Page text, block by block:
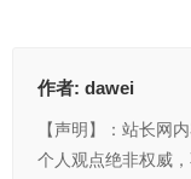
作者: dawei
【声明】：站长网
个人观点绝非权威